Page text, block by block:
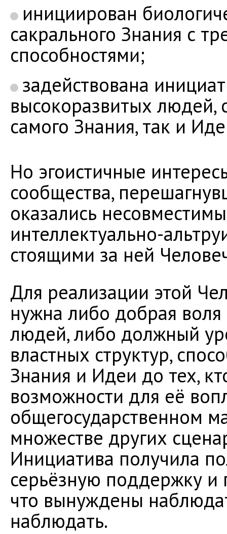
инициирован
сакрального Знания с
способностями;
задействована
высокоразвитых людей,
самого Знания, так и
Но эгоистичные
сообщества,
оказались
интеллектуально-
стоящими за ней
Для реализации этой
нужна либо добрая
людей, либо должный
властных структур,
Знания и Идеи до тех,
возможности для её
общегосударственном
множестве других
Инициатива получила
серьёзную поддержку
что вынуждены
наблюдать.